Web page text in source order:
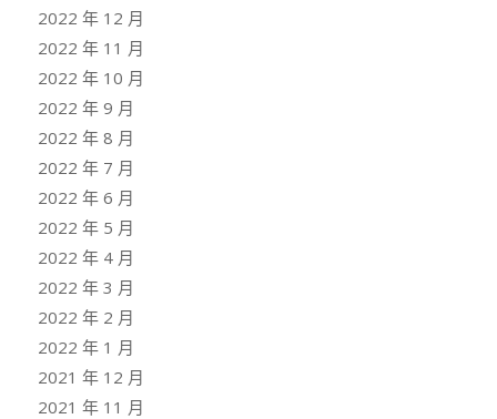
2022 年 12 月
2022 年 11 月
2022 年 10 月
2022 年 9 月
2022 年 8 月
2022 年 7 月
2022 年 6 月
2022 年 5 月
2022 年 4 月
2022 年 3 月
2022 年 2 月
2022 年 1 月
2021 年 12 月
2021 年 11 月